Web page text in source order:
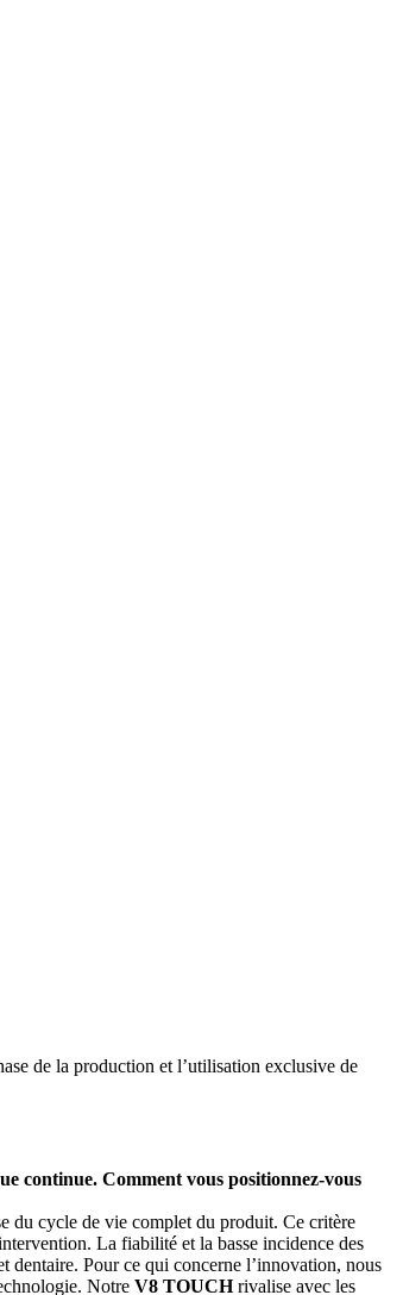
de la production et l’utilisation exclusive de
continue. Comment vous positionnez-vous
du cycle de vie complet du produit. Ce critère
La fiabilité et la basse incidence des
dentaire. Pour ce qui concerne l’innovation, nous
Notre V8 TOUCHrivalise avec les